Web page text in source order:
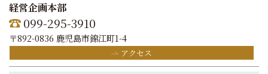
経営企画本部
099-295-3910
〒892-0836 鹿児島市錦江町1-4
アクセス